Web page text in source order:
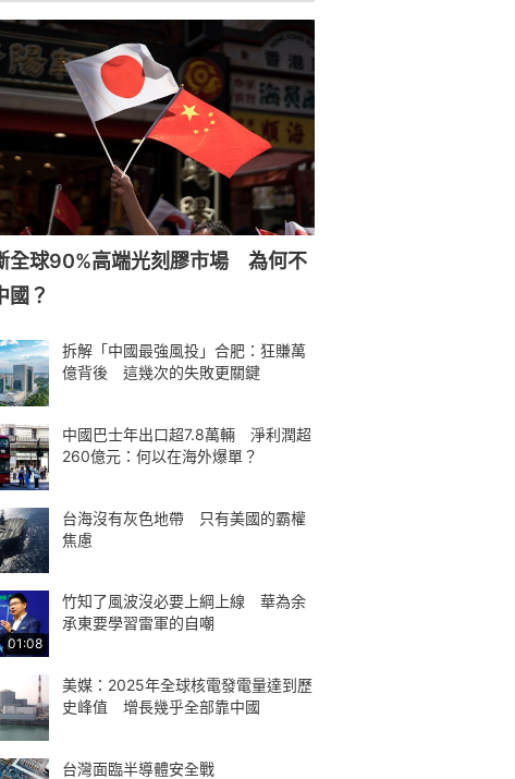
全球90%高端光刻膠市場 為何不
國？
拆解「中國最強風投」合肥：狂賺萬
億背後 這幾次的失敗更關鍵
中國巴士年出口超7.8萬輛 淨利潤超
260億元：何以在海外爆單？
台海沒有灰色地帶 只有美國的霸權
焦慮
01:08
竹知了風波沒必要上綱上線 華為余
承東要學習雷軍的自嘲
美媒：2025年全球核電發電量達到歷
史峰值 增長幾乎全部靠中國
台灣面臨半導體安全戰